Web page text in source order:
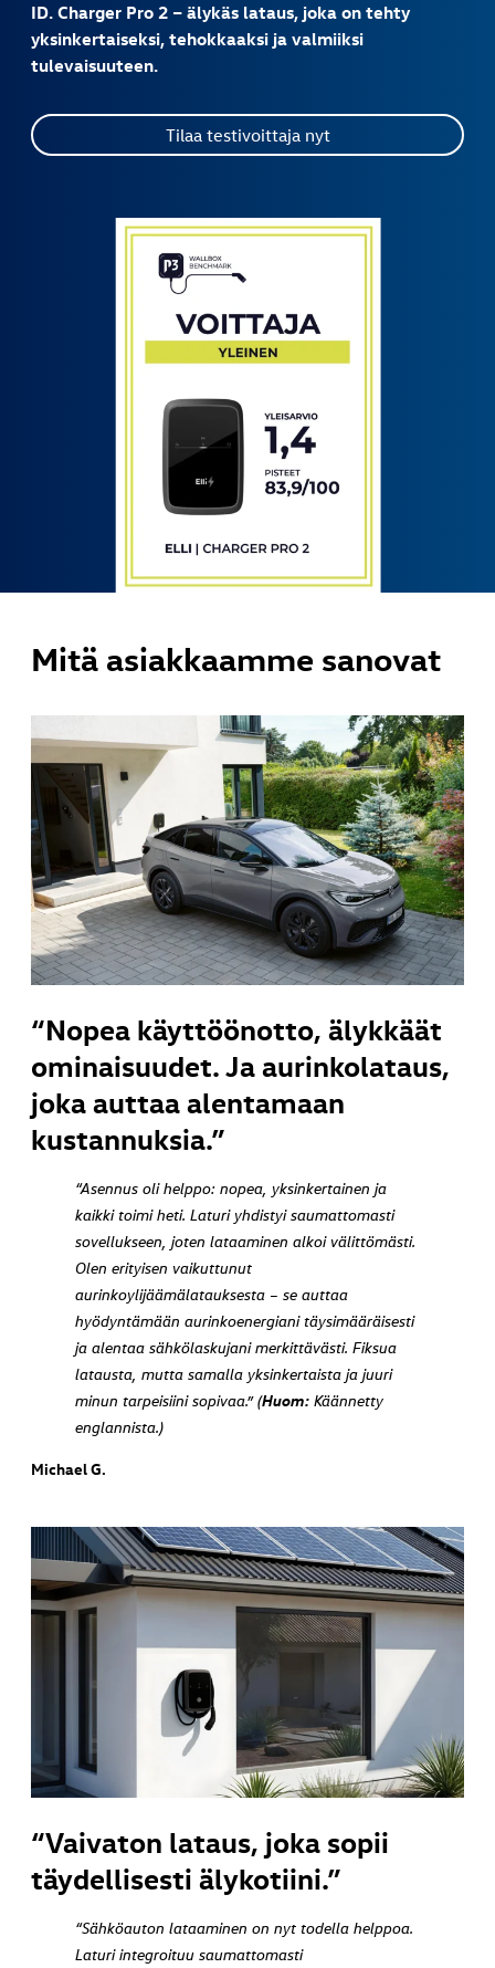
ID. Charger Pro 2 – älykäs lataus, joka on tehty
yksinkertaiseksi, tehokkaaksi ja valmiiksi
tulevaisuuteen.
Tilaa testivoittaja nyt
Mitä asiakkaamme sanovat
“Nopea käyttöönotto, älykkäät
ominaisuudet. Ja aurinkolataus,
joka auttaa alentamaan
kustannuksia.”
“Asennus oli helppo: nopea, yksinkertainen ja
kaikki toimi heti. Laturi yhdistyi saumattomasti
sovellukseen, joten lataaminen alkoi välittömästi.
Olen erityisen vaikuttunut
aurinkoylijäämälatauksesta – se auttaa
hyödyntämään aurinkoenergiani täysimääräisesti
ja alentaa sähkölaskujani merkittävästi. Fiksua
latausta, mutta samalla yksinkertaista ja juuri
minun tarpeisiini sopivaa.” (Huom: Käännetty
englannista.)
Michael G.
“Vaivaton lataus, joka sopii
täydellisesti älykotiini.”
“Sähköauton lataaminen on nyt todella helppoa.
Laturi integroituu saumattomasti